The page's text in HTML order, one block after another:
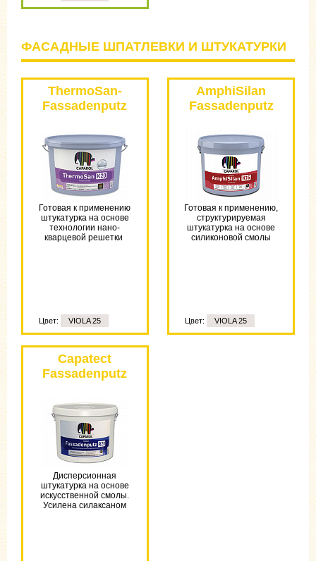
ФАСАДНЫЕ ШПАТЛЕВКИ И ШТУКАТУРКИ
ThermoSan-
Fassadenputz
Готовая к применению
штукатурка на основе
технологии нано-
кварцевой решетки
Цвет: VIOLA 25
AmphiSilan
Fassadenputz
Готовая к применению,
структурируемая
штукатурка на основе
силиконовой смолы
Цвет: VIOLA 25
Capatect
Fassadenputz
Дисперсионная
штукатурка на основе
искусственной смолы.
Усилена силаксаном
Цвет: VIOLA 25